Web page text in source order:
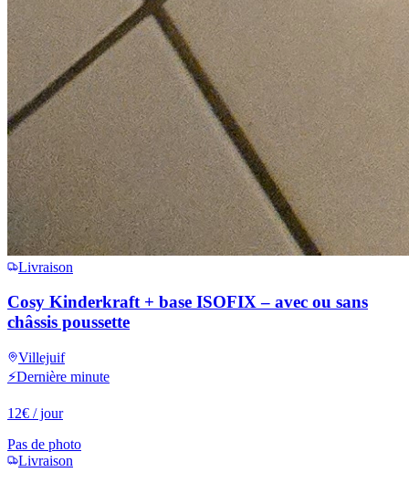
Livraison
Cosy Kinderkraft + base ISOFIX – avec ou sans
châssis poussette
Villejuif
⚡Dernière minute
12€ / jour
Pas de photo
Livraison